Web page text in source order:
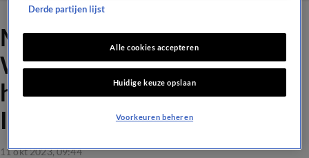
Merel Ek onthult In de
Wandelgangen met wie ze
het liefst aan de Vandaag
Inside-bar zit
11 okt 2023, 09:44
Derde partijen lijst
Alle cookies accepteren
Huidige keuze opslaan
Voorkeuren beheren